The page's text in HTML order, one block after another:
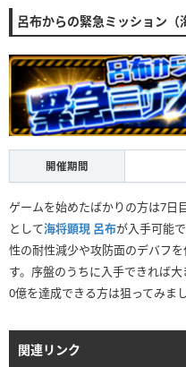
③
「虎威顕現 趙雲
呂布からの緊急ミッション（
開催期間
ゲームを始めたばかりの方は7日
として海将顕現 呂布が入手可能
性の耐性減少や攻防面のデバフ
す。序盤のうちに入手できれば
0億を達成できる方は狙ってみまし
関連リンク